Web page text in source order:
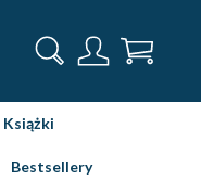
Książki
Bestsellery